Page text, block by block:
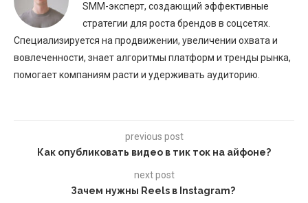
SMM-эксперт, создающий эффективные
стратегии для роста брендов в соцсетях.
Специализируется на продвижении, увеличении охвата и
вовлеченности, знает алгоритмы платформ и тренды рынка,
помогает компаниям расти и удерживать аудиторию.
previous post
Как опубликовать видео в тик ток на айфоне?
next post
Зачем нужны Reels в Instagram?